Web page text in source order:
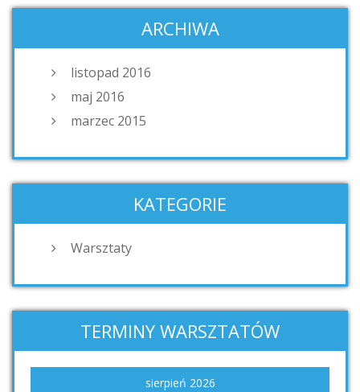
ARCHIWA
listopad 2016
maj 2016
marzec 2015
KATEGORIE
Warsztaty
TERMINY WARSZTATÓW
sierpień 2026